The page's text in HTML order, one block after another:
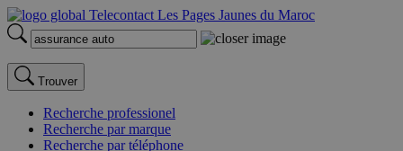
Trouver
Recherche professionel
Recherche par marque
Recherche par téléphone